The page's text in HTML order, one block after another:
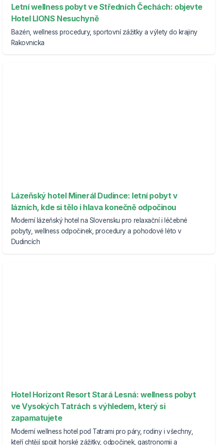
Letní wellness pobyt ve Středních Čechách: objevte
Hotel LIONS Nesuchyně
Bazén, wellness procedury, sportovní zážitky a výlety do krajiny
Rakovnicka
Lázeňský hotel Minerál Dudince: letní pobyt v
lázních, kde si tělo i hlava konečně odpočinou
Moderní lázeňský hotel na Slovensku pro relaxační i léčebné
pobyty, wellness odpočinek, procedury a pohodové léto v
Dudincích
Hotel Horizont Resort Stará Lesná: wellness pobyt
ve Vysokých Tatrách s výhledem, který si
zapamatujete
Moderní wellness hotel pod Tatrami pro páry, rodiny i všechny,
kteří chtějí spojit horské zážitky, odpočinek, gastronomii a